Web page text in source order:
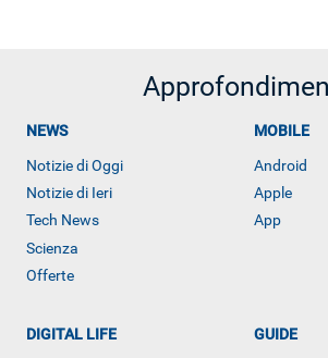
NEWS
Notizie di Oggi
Notizie di Ieri
Tech News
Scienza
Offerte
MOBILE
Android
Apple
App
DIGITAL LIFE
GUIDE